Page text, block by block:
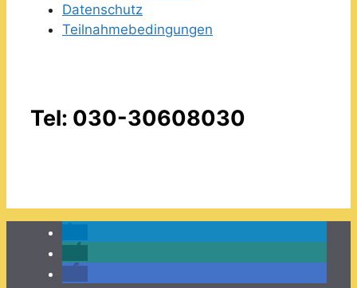
Datenschutz
Teilnahmebedingungen
Tel: 030-30608030